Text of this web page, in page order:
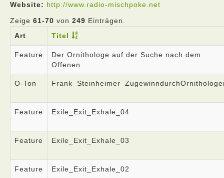
Website: http://www.radio-mischpoke.net
Zeige 61-70 von 249 Einträgen.
Art
Titel
Feature
Der Ornithologe auf der Suche nach dem
Offenen
O-Ton
Feature Exile_Exit_Exhale_04
Feature Exile_Exit_Exhale_03
Feature Exile_Exit_Exhale_02